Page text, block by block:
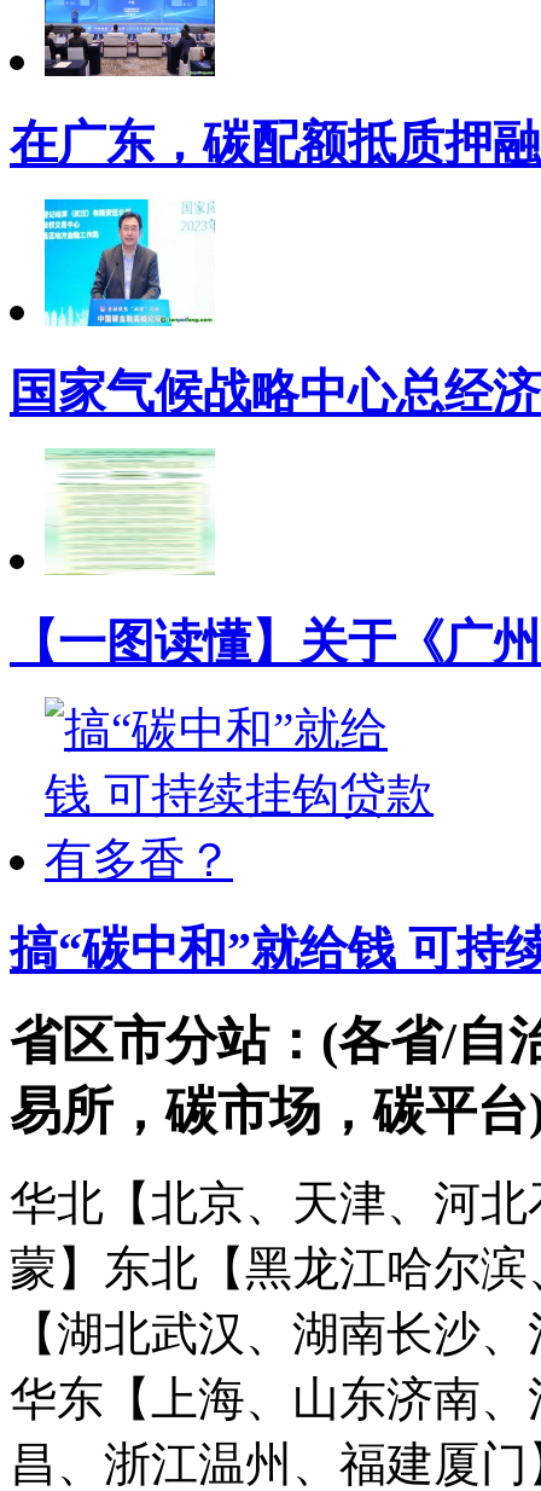
在广东，碳配额抵质押
国家气候战略中心总经
【一图读懂】关于《广
搞“碳中和”就给钱 可持
省区市分站：(各省/自
易所，碳市场，碳平台
华北【北京、天津、河
蒙】 东北【黑龙江哈尔
【湖北武汉、湖南长沙
华东【上海、山东济南
昌、浙江温州、福建厦门